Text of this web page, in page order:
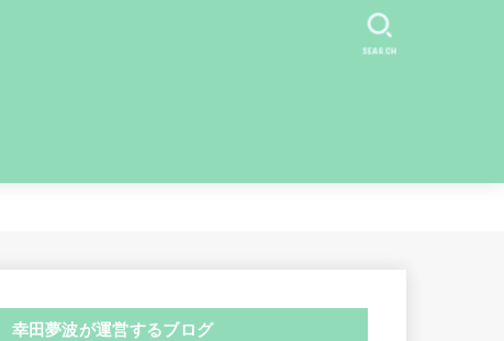
SEARCH
幸田夢波が運営するブログ